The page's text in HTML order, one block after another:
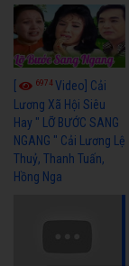
6974Video] Cải
Lương Xã Hội Siêu
Hay " LỠ BƯỚC SANG
NGANG " Cải Lương Lệ
Thuỷ, Thanh Tuấn,
Hồng Nga